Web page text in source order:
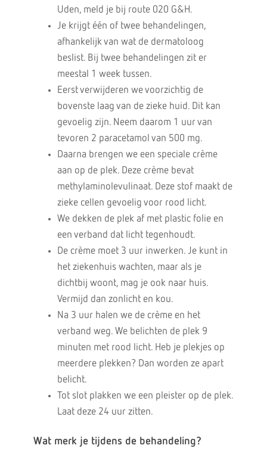
Uden, meld je bij route 020 G&H.
Je krijgt één of twee behandelingen,
afhankelijk van wat de dermatoloog
beslist. Bij twee behandelingen zit er
meestal 1 week tussen.
Eerst verwijderen we voorzichtig de
bovenste laag van de zieke huid. Dit kan
gevoelig zijn. Neem daarom 1 uur van
tevoren 2 paracetamol van 500 mg.
Daarna brengen we een speciale crème
aan op de plek. Deze crème bevat
methylaminolevulinaat. Deze stof maakt de
zieke cellen gevoelig voor rood licht.
We dekken de plek af met plastic folie en
een verband dat licht tegenhoudt.
De crème moet 3 uur inwerken. Je kunt in
het ziekenhuis wachten, maar als je
dichtbij woont, mag je ook naar huis.
Vermijd dan zonlicht en kou.
Na 3 uur halen we de crème en het
verband weg. We belichten de plek 9
minuten met rood licht. Heb je plekjes op
meerdere plekken? Dan worden ze apart
belicht.
Tot slot plakken we een pleister op de plek.
Laat deze 24 uur zitten.
Wat merk je tijdens de behandeling?